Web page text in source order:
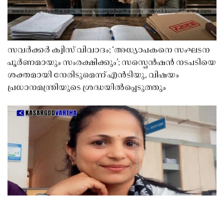
സവർക്കർ ക്വിസ് വിവാദം; ‘അധ്യാപകനെ സംഘടന
പൂർണമായും സംരക്ഷിക്കും’; സസ്പെൻഷൻ നടപടിയെ
ശക്തമായി നേരിടുമെന്ന് എൻടിയു, വിഷയം
പ്രധാനമന്ത്രിയുടെ ശ്രദ്ധയിൽപ്പെടുത്തും